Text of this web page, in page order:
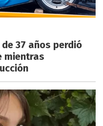
37 años perdió
mientras